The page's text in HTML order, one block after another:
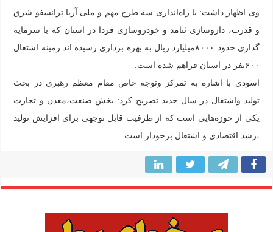
وی اظهار داشت: با راه‌اندازی سه طرح مهم و ملی آریا ترانسفو شرق
و قدرت، داروسازی ثنامد و خودروسازی فردا در استان که با سرمایه
گذاری حدود ۸۰۰۰میلیارد ریال به بهره برداری رسیده اند زمینه اشتغال
۶۰۰نفر در استان فراهم شده است.
اسودی با اشاره به تمرکز وتوجه خاص مقام معظم رهبری در بحث
تولید واشتغال در سال جدید تصریح کرد: بخش صنعت،معدن و تجارت
یکی از حوزه‌هایی است که از ظرفیت قابل توجهی برای افزایش تولید
،رشد اقتصادی و اشتغال برخودار است.